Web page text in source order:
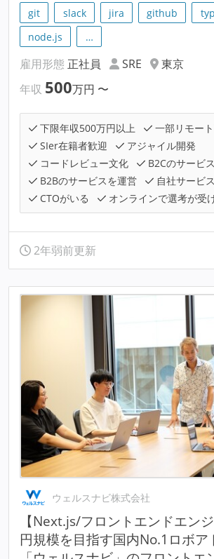
git slack jira github
node.js
…
雇用形態 正社員 SRE
東京
年収 500万円 〜
下限年収500万円以上
一部リモー
SIer在籍者歓迎
アジャイル開発
コードレビュー文化
B2Cのサービ
B2Bのサービスを運営
自社サービ
CTOがいる
オンラインで選考が受
2年弱前更新
ウェルスナビ株式会社
【Next.js/フロントエンドエン
円規模を目指す国内No.1ロボア